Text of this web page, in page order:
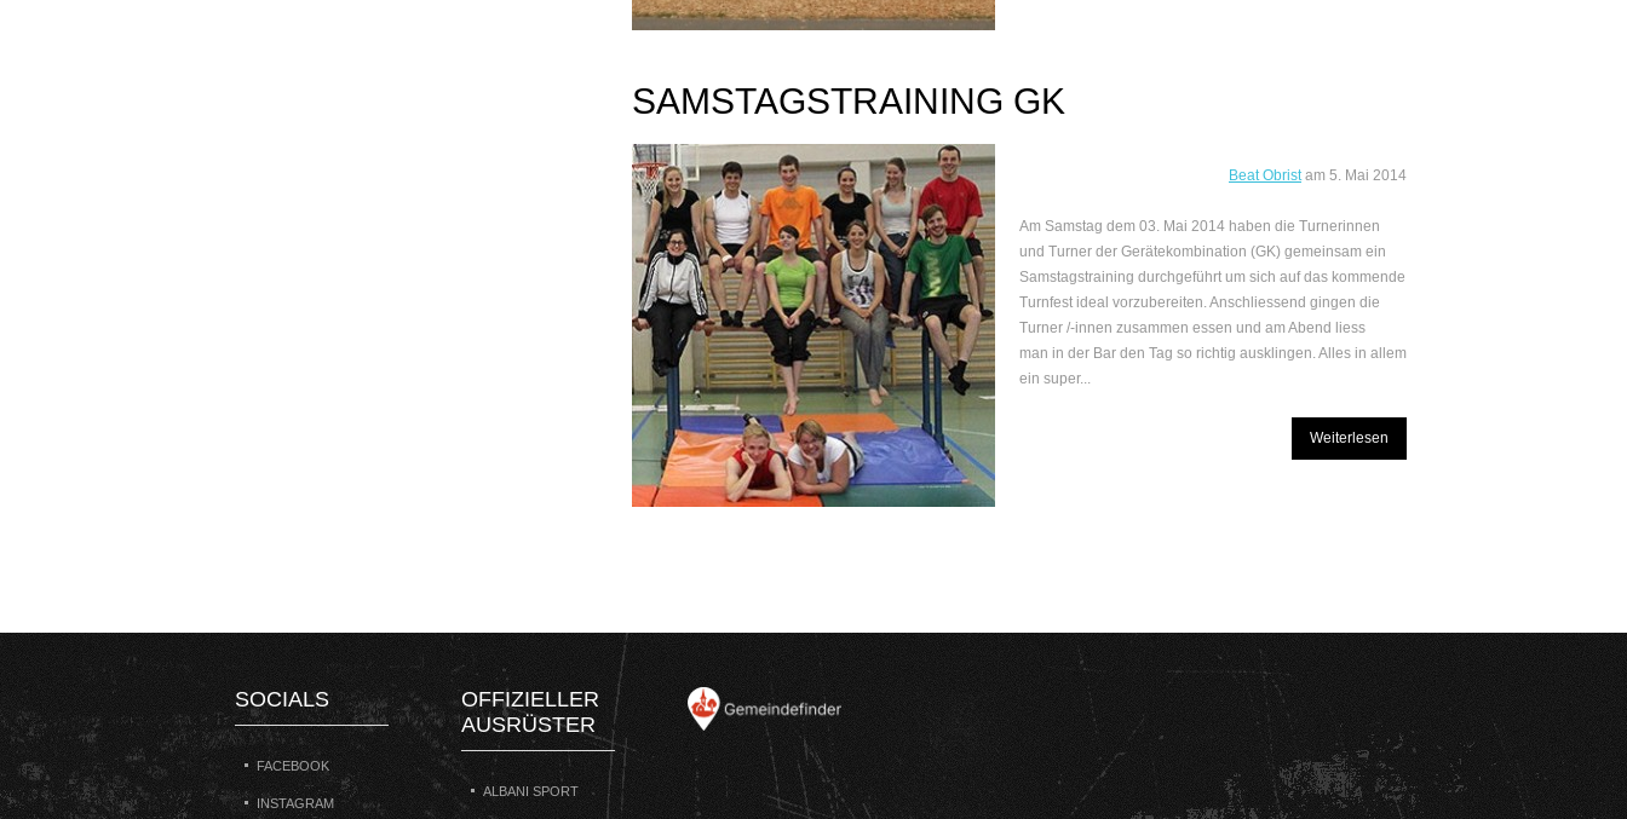
SAMSTAGSTRAINING GK
Beat Obristam 5. Mai 2014
Am Samstag dem 03. Mai 2014 haben die Turnerinnen
und Turner der Gerätekombination (GK) gemeinsam ein
Samstagstraining durchgeführt um sich auf das kommende
Turnfest ideal vorzubereiten. Anschliessend gingen die
Turner /-innen zusammen essen und am Abend liess
man in der Bar den Tag so richtig ausklingen. Alles in allem
ein super...
Weiterlesen
SOCIALS
FACEBOOK
INSTAGRAM
OFFIZIELLER
AUSRÜSTER
ALBANI SPORT